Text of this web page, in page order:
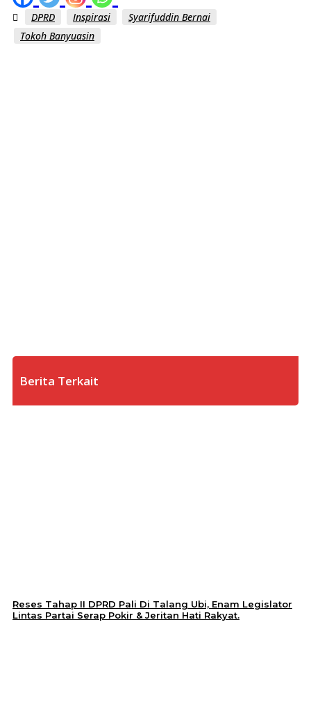
DPRD Inspirasi
Syarifuddin Bernai
Tokoh Banyuasin
Berita Terkait
Reses Tahap II DPRD Pali Di Talang Ubi, Enam Legislator
Lintas Partai Serap Pokir & Jeritan Hati Rakyat.